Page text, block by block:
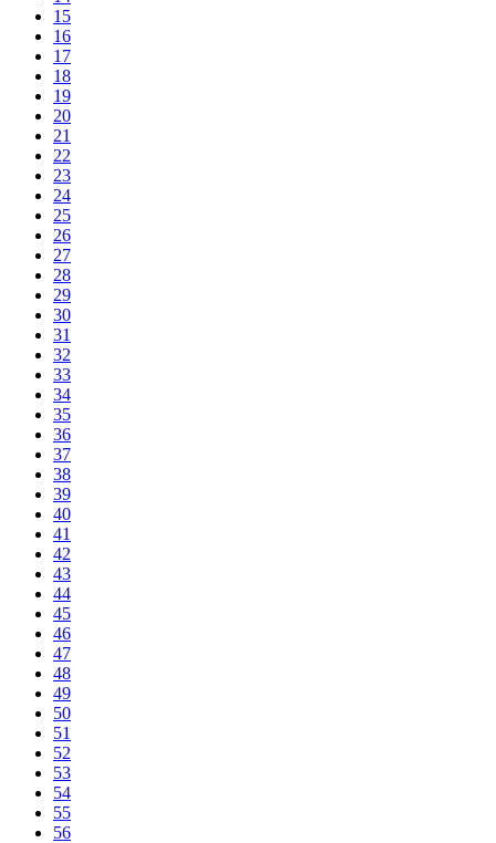
15
16
17
18
19
20
21
22
23
24
25
26
27
28
29
30
31
32
33
34
35
36
37
38
39
40
41
42
43
44
45
46
47
48
49
50
51
52
53
54
55
56